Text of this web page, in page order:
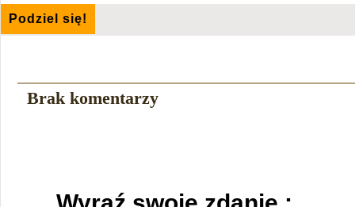
Podziel się!
Brak komentarzy